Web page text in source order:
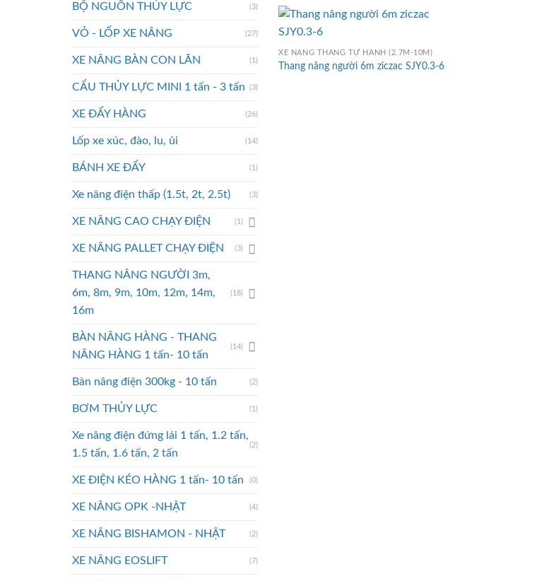
BỘ NGUỒN THỦY LỰC (3)
VỎ - LỐP XE NÂNG (27)
XE NÂNG BÀN CON LĂN (1)
CẨU THỦY LỰC MINI 1 tấn - 3 tấn (3)
XE ĐẨY HÀNG (26)
Lốp xe xúc, đào, lu, ủi (14)
BÁNH XE ĐẨY (1)
Xe nâng điện thấp (1.5t, 2t, 2.5t) (3)
XE NÂNG CAO CHẠY ĐIỆN (1)
XE NÂNG PALLET CHẠY ĐIỆN (3)
THANG NÂNG NGƯỜI 3m,
6m, 8m, 9m, 10m, 12m, 14m,
16m
(18)
BÀN NÂNG HÀNG - THANG
NÂNG HÀNG 1 tấn- 10 tấn
(14)
Bàn nâng điện 300kg - 10 tấn (2)
BƠM THỦY LỰC (1)
Xe nâng điện đứng lái 1 tấn, 1.2 tấn,
1.5 tấn, 1.6 tấn, 2 tấn
(2)
XE ĐIỆN KÉO HÀNG 1 tấn- 10 tấn (0)
XE NÂNG OPK -NHẬT (4)
XE NÂNG BISHAMON - NHẬT (2)
XE NÂNG EOSLIFT (7)
XE NÂNG THANG TỰ HÀNH (2.7M-10M)
Thang nâng người 6m ziczac SJY0.3-6